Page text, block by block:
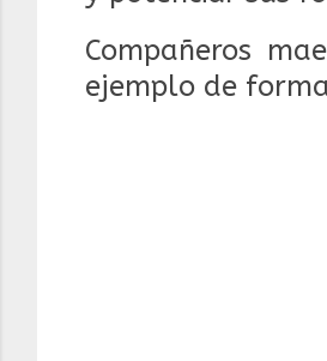
Compañeros
ejemplo de